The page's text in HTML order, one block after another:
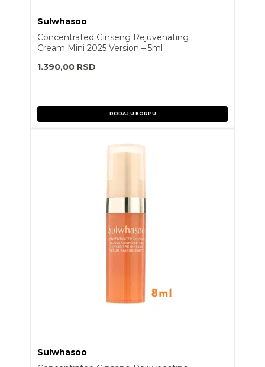
Sulwhasoo
Concentrated Ginseng Rejuvenating
Cream Mini 2025 Version – 5ml
1.390,00 RSD
DODAJ U KORPU
Sulwhasoo